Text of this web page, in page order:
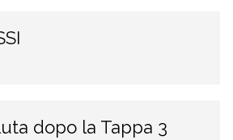
dopo la Tappa 3